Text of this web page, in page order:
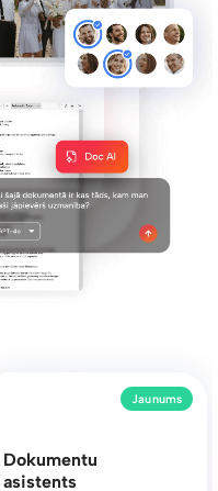
Dokumentu
asistents
Jaunums